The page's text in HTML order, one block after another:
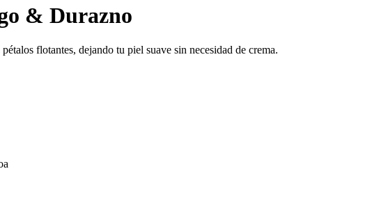
& Durazno
flotantes, dejando tu piel suave sin necesidad de crema.